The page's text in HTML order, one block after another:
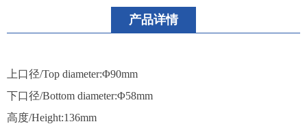
产品详情
上口径/Top diameter:Φ90mm
下口径/Bottom diameter:Φ58mm
高度/Height:136mm